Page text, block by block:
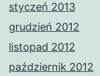
styczeń 2013
grudzień 2012
listopad 2012
październik 2012